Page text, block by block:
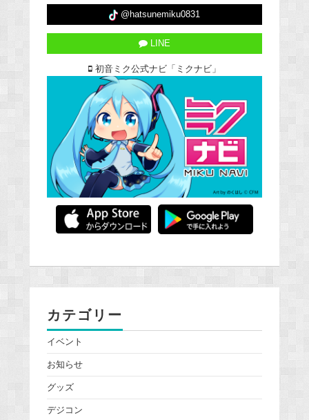
@hatsunemiku0831
LINE
初音ミク公式ナビ「ミクナビ」
カテゴリー
イベント
お知らせ
グッズ
デジコン